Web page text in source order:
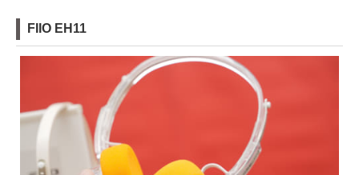
FIIO EH11